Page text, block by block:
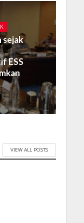
sejak
ESS
VIEW ALL POSTS